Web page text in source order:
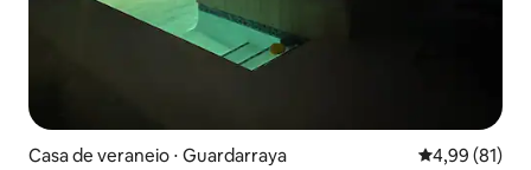
Casa de veraneio ⋅ Guardarraya 4,99 de uma
4,99 (81)